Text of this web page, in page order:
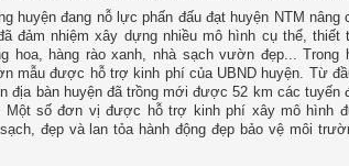
huyện đang nỗ lực phấn đấu đạt huyện NTM nâng
đảm nhiệm xây dựng nhiều mô hình cụ thể,
hoa, hàng rào xanh, nhà sạch vườn đẹp... Trong
mẫu được hỗ trợ kinh phí của UBND huyện. Từ
địa bàn huyện đã trồng mới được 52 km các
Một số đơn vị được hỗ trợ kinh phí xây mô hình
đẹp và lan tỏa hành động đẹp bảo vệ môi